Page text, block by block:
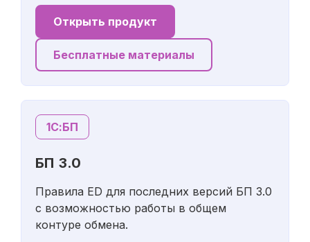
Открыть продукт
Бесплатные материалы
1С:БП
БП 3.0
Правила ED для последних версий БП 3.0
с возможностью работы в общем
контуре обмена.